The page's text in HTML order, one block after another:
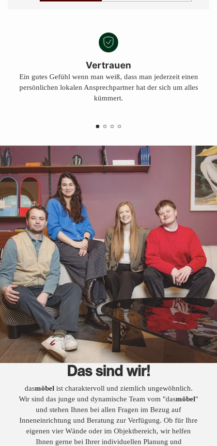
Vertrauen
Ein gutes Gefühl wenn man weiß, dass man jederzeit einen
persönlichen lokalen Ansprechpartner hat der sich um alles
kümmert.
Das sind wir!
dasmöbelist charaktervoll und ziemlich ungewöhnlich.
Wir sind das junge und dynamische Team vom "dasmöbel"
und stehen Ihnen bei allen Fragen im Bezug auf
Inneneinrichtung und Beratung zur Verfügung. Ob für Ihre
eigenen vier Wände oder im Objektbereich, wir helfen
Ihnen gerne bei Ihrer individuellen Planung und